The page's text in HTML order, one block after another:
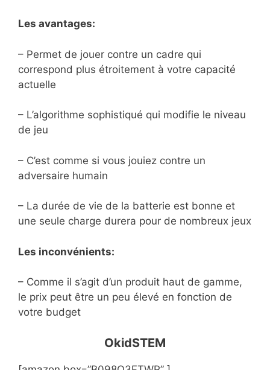
Les avantages:
– Permet de jouer contre un cadre qui
correspond plus étroitement à votre capacité
actuelle
– L’algorithme sophistiqué qui modifie le niveau
de jeu
– C’est comme si vous jouiez contre un
adversaire humain
– La durée de vie de la batterie est bonne et
une seule charge durera pour de nombreux jeux
Les inconvénients:
– Comme il s’agit d’un produit haut de gamme,
le prix peut être un peu élevé en fonction de
votre budget
OkidSTEM